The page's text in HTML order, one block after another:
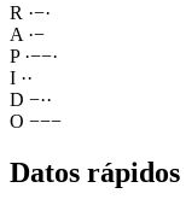
R ·−·
A ·−
P ·−−·
I ··
D −··
O −−−
Datos rápidos